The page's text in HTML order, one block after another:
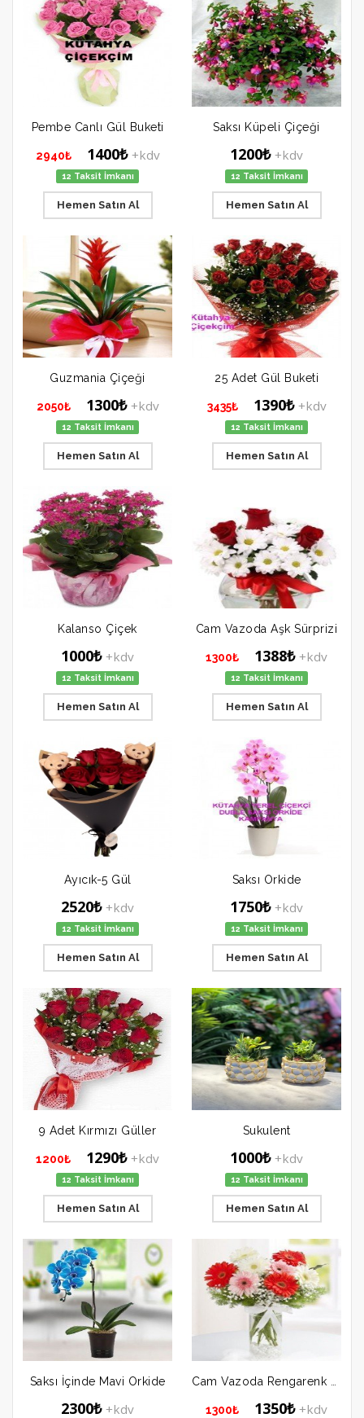
Pembe Canlı Gül Buketi
2940₺ 1400₺ +kdv
12 Taksit İmkanı
Hemen Satın Al
Saksı Küpeli Çiçeği
1200₺ +kdv
12 Taksit İmkanı
Hemen Satın Al
Guzmania Çiçeği
2050₺ 1300₺ +kdv
12 Taksit İmkanı
Hemen Satın Al
25 Adet Gül Buketi
3435₺ 1390₺ +kdv
12 Taksit İmkanı
Hemen Satın Al
Kalanso Çiçek
1000₺ +kdv
12 Taksit İmkanı
Hemen Satın Al
Cam Vazoda Aşk Sürprizi
1300₺ 1388₺ +kdv
12 Taksit İmkanı
Hemen Satın Al
Ayıcık-5 Gül
2520₺ +kdv
12 Taksit İmkanı
Hemen Satın Al
Saksı Orkide
1750₺ +kdv
12 Taksit İmkanı
Hemen Satın Al
9 Adet Kırmızı Güller
1200₺ 1290₺ +kdv
12 Taksit İmkanı
Hemen Satın Al
Sukulent
1000₺ +kdv
12 Taksit İmkanı
Hemen Satın Al
Saksı İçinde Mavi Orkide
2300₺ +kdv 1300₺ 1350₺ +kdv